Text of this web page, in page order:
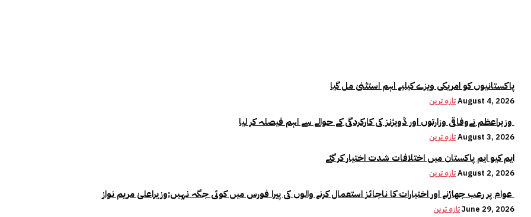
پاکستانیوں کو امریکی ویزے کیلیے اہم استثنیٰ مل گیا
تازہ ترینAugust 4, 2026
تازہ ترینAugust 3, 2026
ایم کیو ایم پاکستان میں اختلافات شدت اختیار کر گئے
تازہ ترینAugust 2, 2026
تازہ ترینJune 29, 2026